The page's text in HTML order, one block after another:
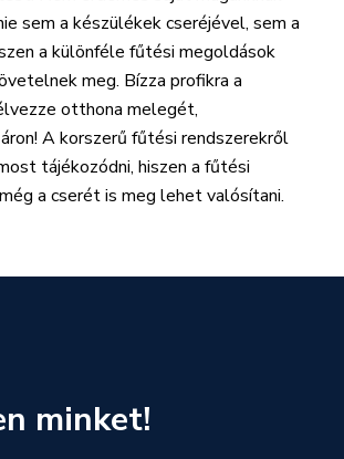
sem a készülékek cseréjével, sem a
a különféle fűtési megoldások
meg. Bízza profikra a
otthona melegét,
A korszerű fűtési rendszerekről
tájékozódni, hiszen a fűtési
a cserét is meg lehet valósítani.
minket!